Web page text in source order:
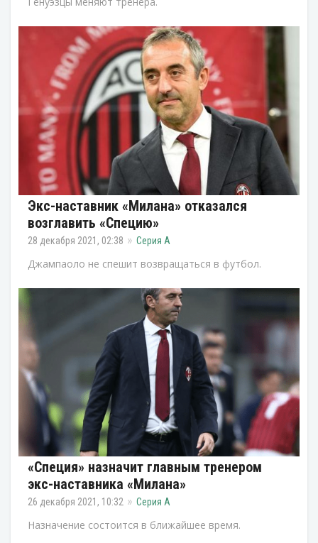
Экс-наставник «Милана» отказался
возглавить «Специю»
28 декабря 2021, 02:38 Серия А
Джампаоло не спешит возвращаться в футбол.
«Специя» назначит главным тренером
экс-наставника «Милана»
26 декабря 2021, 10:32 Серия А
Назначение состоится в ближайшее время.